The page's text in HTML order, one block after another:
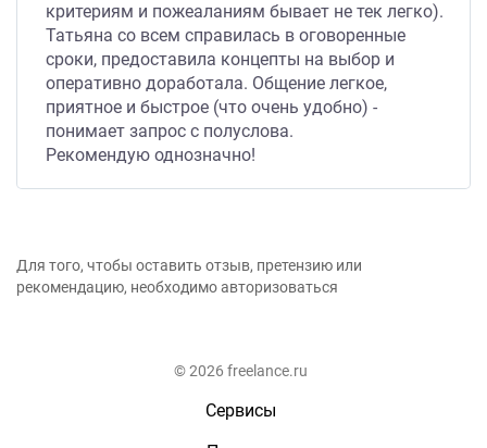
критериям и пожеаланиям бывает не тек легко).
Татьяна со всем справилась в оговоренные
сроки, предоставила концепты на выбор и
оперативно доработала. Общение легкое,
приятное и быстрое (что очень удобно) -
понимает запрос с полуслова.
Рекомендую однозначно!
Для того, чтобы оставить отзыв, претензию или
рекомендацию, необходимо авторизоваться
© 2026 freelance.ru
Сервисы